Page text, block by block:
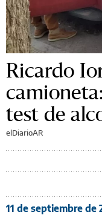
Ricardo
test de
elDiarioAR
11 de septiembre de